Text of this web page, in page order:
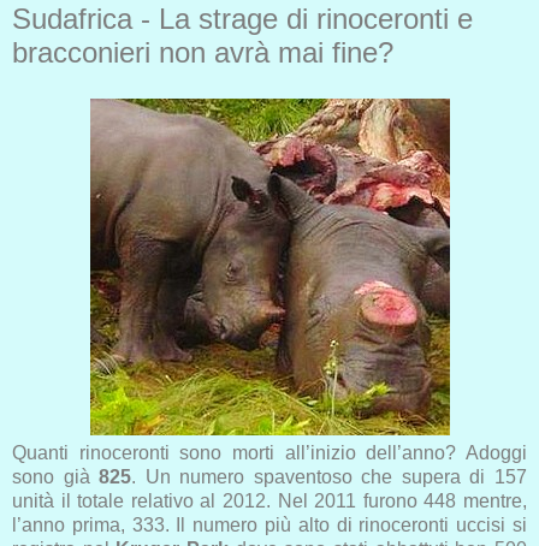
Sudafrica - La strage di rinoceronti e
bracconieri non avrà mai fine?
Quanti rinoceronti sono morti all’inizio dell’anno? Adoggi
sono già825. Un numero spaventoso che supera di 157
unità il totale relativo al 2012. Nel 2011 furono 448 mentre,
l’anno prima, 333. Il numero più alto di rinoceronti uccisi si